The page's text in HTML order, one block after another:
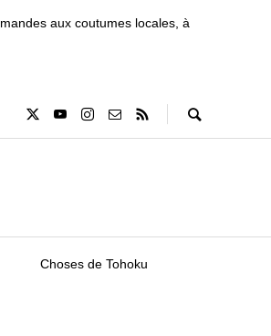
aux coutumes locales, à
Choses de Tohoku